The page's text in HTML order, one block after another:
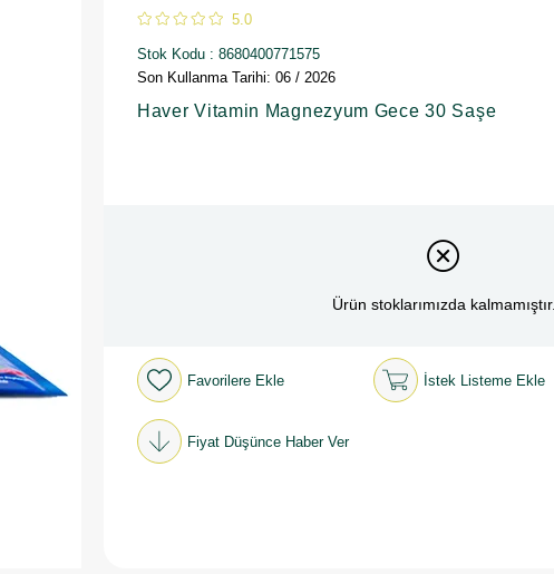
5.0
Stok Kodu
8680400771575
Son Kullanma Tarihi: 06 / 2026
Haver Vitamin Magnezyum Gece 30 Saşe
Ürün stoklarımızda kalmamıştır.
Favorilere Ekle İstek Listeme Ekle
Fiyat Düşünce Haber Ver